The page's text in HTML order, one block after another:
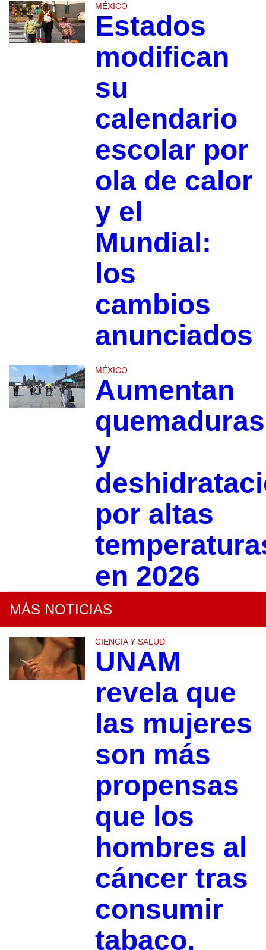
MÉXICO
Estados
modifican
su
calendario
escolar por
ola de calor
y el
Mundial:
los
cambios
anunciados
MÉXICO
Aumentan
quemaduras
y
por altas
en 2026
MÁS NOTICIAS
CIENCIA Y SALUD
UNAM
revela que
las mujeres
son más
propensas
que los
hombres al
cáncer tras
consumir
tabaco,